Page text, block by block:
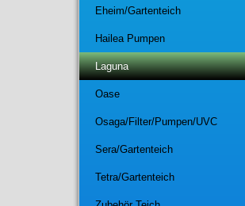
Eheim/Gartenteich
Hailea Pumpen
Laguna
Oase
Osaga/Filter/Pumpen/UVC
Sera/Gartenteich
Tetra/Gartenteich